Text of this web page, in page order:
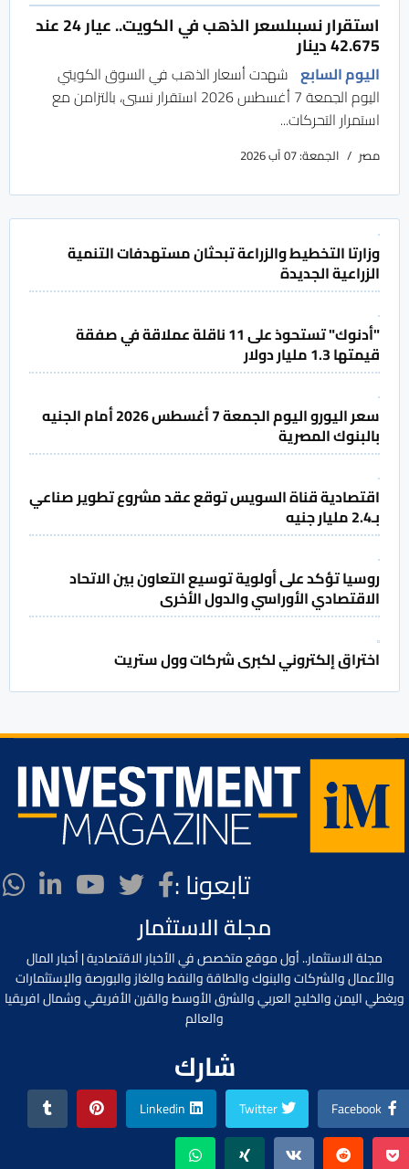
استقرار نسبىلسعر الذهب في الكويت.. عيار 24 عند
42.675 دينار
اليوم السابع شهدت أسعار الذهب في السوق الكويتي
اليوم الجمعة 7 أغسطس 2026 استقرار نسبى، بالتزامن مع
استمرار التحركات...
مصر الجمعة: 07 آب 2026
وزارتا التخطيط والزراعة تبحثان مستهدفات التنمية
الزراعية الجديدة
"أدنوك" تستحوذ على 11 ناقلة عملاقة في صفقة
قيمتها 1.3 مليار دولار
سعر اليورو اليوم الجمعة 7 أغسطس 2026 أمام الجنيه
بالبنوك المصرية
اقتصادية قناة السويس توقع عقد مشروع تطوير صناعي
بـ2.4 مليار جنيه
روسيا تؤكد على أولوية توسيع التعاون بين الاتحاد
الاقتصادي الأوراسي والدول الأخرى
اختراق إلكتروني لكبرى شركات وول ستريت
تابعونا :
مجلة الاستثمار
مجلة الاستثمار.. أول موقع متخصص في الأخبار الاقتصادية | أخبار المال
والأعمال والشركات والبنوك والطاقة والنفط والغاز والبورصة والإستثمارات
ويغطي اليمن والخليج العربي والشرق الأوسط والقرن الأفريقي وشمال افريقيا
والعالم
شارك
Facebook
Twitter
Linkedin